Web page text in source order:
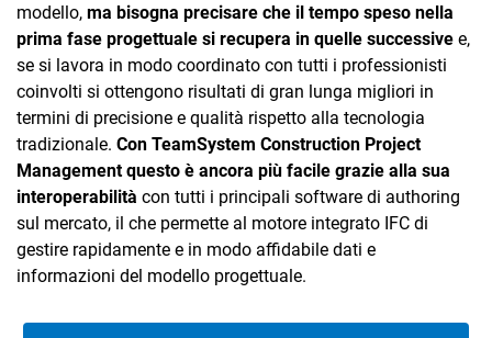
modello, ma bisogna precisare che il tempo speso nella
prima fase progettuale si recupera in quelle successive e,
se si lavora in modo coordinato con tutti i professionisti
coinvolti si ottengono risultati di gran lunga migliori in
termini di precisione e qualità rispetto alla tecnologia
tradizionale. Con TeamSystem Construction Project
Management questo è ancora più facile grazie alla sua
interoperabilità con tutti i principali software di authoring
sul mercato, il che permette al motore integrato IFC di
gestire rapidamente e in modo affidabile dati e
informazioni del modello progettuale.